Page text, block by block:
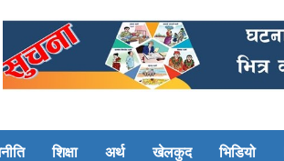
शिक्षा अर्थ खेलकुद भिडियो